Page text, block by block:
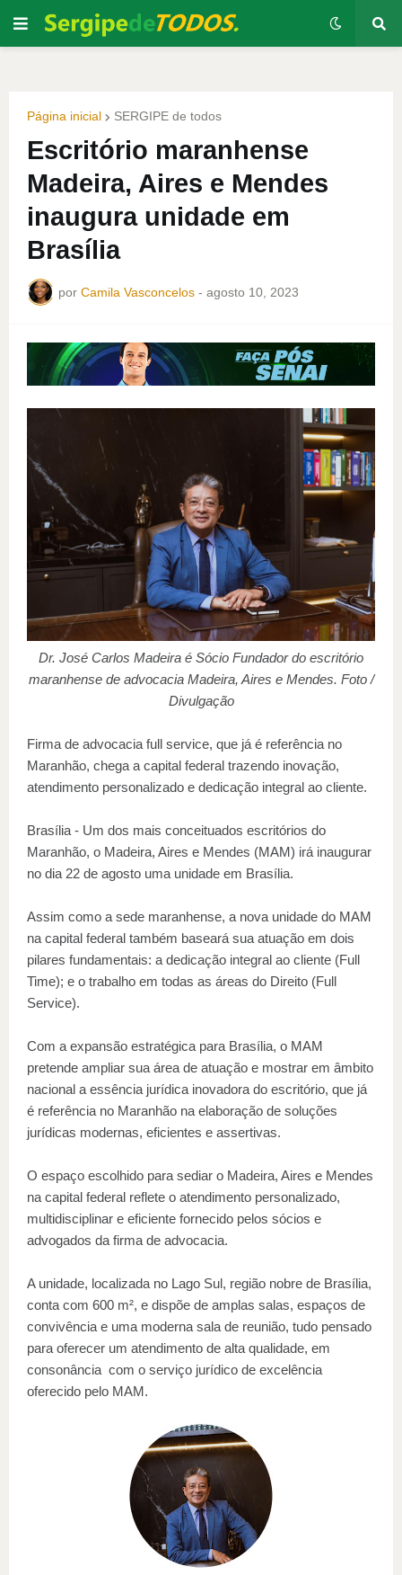
Página inicial SERGIPE de todos
Escritório maranhense
Madeira, Aires e Mendes
inaugura unidade em
Brasília
por Camila Vasconcelos - agosto 10, 2023
Dr. José Carlos Madeira é Sócio Fundador do escritório
maranhense de advocacia Madeira, Aires e Mendes. Foto /
Divulgação
Firma de advocacia full service, que já é referência no
Maranhão, chega a capital federal trazendo inovação,
atendimento personalizado e dedicação integral ao cliente.
Brasília - Um dos mais conceituados escritórios do
Maranhão, o Madeira, Aires e Mendes (MAM) irá inaugurar
no dia 22 de agosto uma unidade em Brasília.
Assim como a sede maranhense, a nova unidade do MAM
na capital federal também baseará sua atuação em dois
pilares fundamentais: a dedicação integral ao cliente (Full
Time); e o trabalho em todas as áreas do Direito (Full
Service).
Com a expansão estratégica para Brasília, o MAM
pretende ampliar sua área de atuação e mostrar em âmbito
nacional a essência jurídica inovadora do escritório, que já
é referência no Maranhão na elaboração de soluções
jurídicas modernas, eficientes e assertivas.
O espaço escolhido para sediar o Madeira, Aires e Mendes
na capital federal reflete o atendimento personalizado,
multidisciplinar e eficiente fornecido pelos sócios e
advogados da firma de advocacia.
A unidade, localizada no Lago Sul, região nobre de Brasília,
conta com 600 m², e dispõe de amplas salas, espaços de
convivência e uma moderna sala de reunião, tudo pensado
para oferecer um atendimento de alta qualidade, em
consonância com o serviço jurídico de excelência
oferecido pelo MAM.